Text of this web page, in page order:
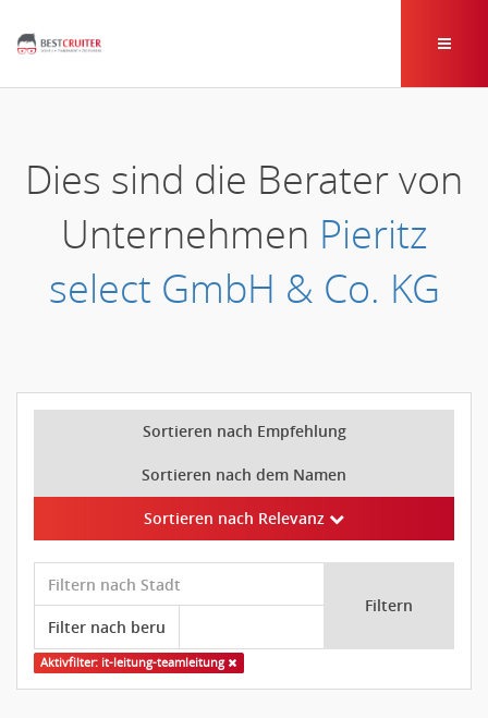
Dies sind die Berater von
Unternehmen Pieritz
select GmbH & Co. KG
Sortieren nach Empfehlung
Sortieren nach dem Namen
Sortieren nach Relevanz
Filtern
Aktivfilter: it-leitung-teamleitung